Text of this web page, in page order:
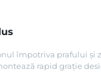
împotriva prafului și
rapid grație